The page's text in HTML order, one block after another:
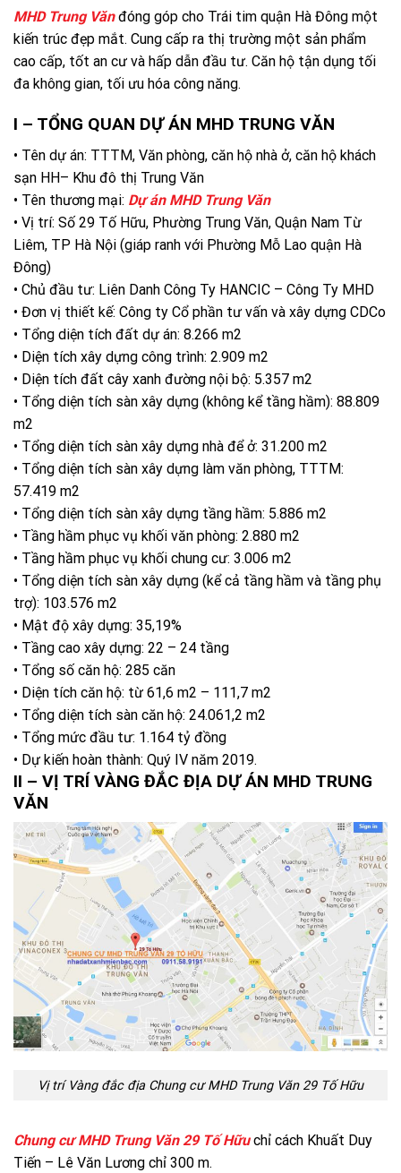
MHD Trung Văn đóng góp cho Trái tim quận Hà Đông một
kiến trúc đẹp mắt. Cung cấp ra thị trường một sản phẩm
cao cấp, tốt an cư và hấp dẫn đầu tư. Căn hộ tận dụng tối
đa không gian, tối ưu hóa công năng.
I – TỔNG QUAN DỰ ÁN MHD TRUNG VĂN
• Tên dự án: TTTM, Văn phòng, căn hộ nhà ở, căn hộ khách
sạn HH– Khu đô thị Trung Văn
• Tên thương mại: Dự án MHD Trung Văn
• Vị trí: Số 29 Tố Hữu, Phường Trung Văn, Quận Nam Từ
Liêm, TP Hà Nội (giáp ranh với Phường Mỗ Lao quận Hà
Đông)
• Chủ đầu tư: Liên Danh Công Ty HANCIC – Công Ty MHD
• Đơn vị thiết kế: Công ty Cổ phần tư vấn và xây dựng CDCo
• Tổng diện tích đất dự án: 8.266 m2
• Diện tích xây dựng công trình: 2.909 m2
• Diện tích đất cây xanh đường nội bộ: 5.357 m2
• Tổng diện tích sàn xây dựng (không kể tầng hầm): 88.809
m2
• Tổng diện tích sàn xây dựng nhà để ở: 31.200 m2
• Tổng diện tích sàn xây dựng làm văn phòng, TTTM:
57.419 m2
• Tổng diện tích sàn xây dựng tầng hầm: 5.886 m2
• Tầng hầm phục vụ khối văn phòng: 2.880 m2
• Tầng hầm phục vụ khối chung cư: 3.006 m2
• Tổng diện tích sàn xây dựng (kể cả tầng hầm và tầng phụ
trợ): 103.576 m2
• Mật độ xây dựng: 35,19%
• Tầng cao xây dựng: 22 – 24 tầng
• Tổng số căn hộ: 285 căn
• Diện tích căn hộ: từ 61,6 m2 – 111,7 m2
• Tổng diện tích sàn căn hộ: 24.061,2 m2
• Tổng mức đầu tư: 1.164 tỷ đồng
• Dự kiến hoàn thành: Quý IV năm 2019.
II – VỊ TRÍ VÀNG ĐẮC ĐỊA DỰ ÁN MHD TRUNG
VĂN
Vị trí Vàng đắc địa Chung cư MHD Trung Văn 29 Tố Hữu
Chung cư MHD Trung Văn 29 Tố Hữu chỉ cách Khuất Duy
Tiến – Lê Văn Lương chỉ 300 m.